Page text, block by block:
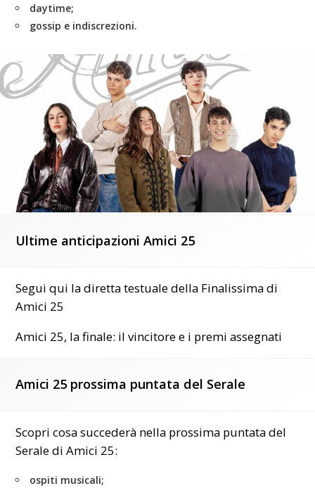
daytime;
gossip e indiscrezioni.
Ultime anticipazioni Amici 25
Segui qui la diretta testuale della Finalissima di
Amici 25
Amici 25, la finale: il vincitore e i premi assegnati
Amici 25 prossima puntata del Serale
Scopri cosa succederà nella prossima puntata del
Serale di Amici 25:
ospiti musicali;